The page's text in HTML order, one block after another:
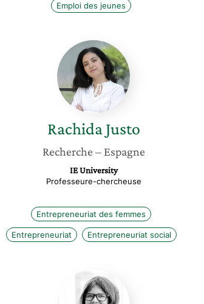
Emploi des jeunes
Rachida
Justo
Rachida Justo
Recherche – Espagne
IE University
Professeure-chercheuse
Entrepreneuriat des femmes
Entrepreneuriat Entrepreneuriat social
Aurore
Dandoy